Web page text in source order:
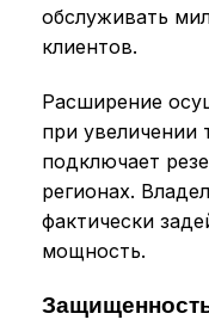
обслуживать
клиентов.
Расширение
при увеличении
подключает
регионах.
фактически
мощность.